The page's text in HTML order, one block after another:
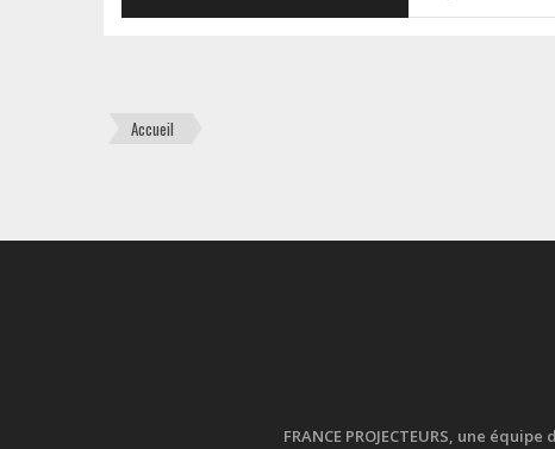
Accueil
FRANCE PROJECTEURS, une